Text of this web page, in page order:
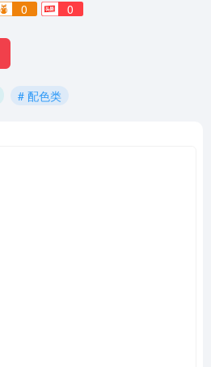
0 0
# 配色类